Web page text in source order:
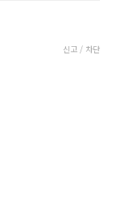
신고 / 차단